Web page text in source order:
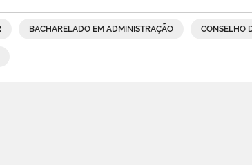
BACHARELADO EM ADMINISTRAÇÃO CONSELHO